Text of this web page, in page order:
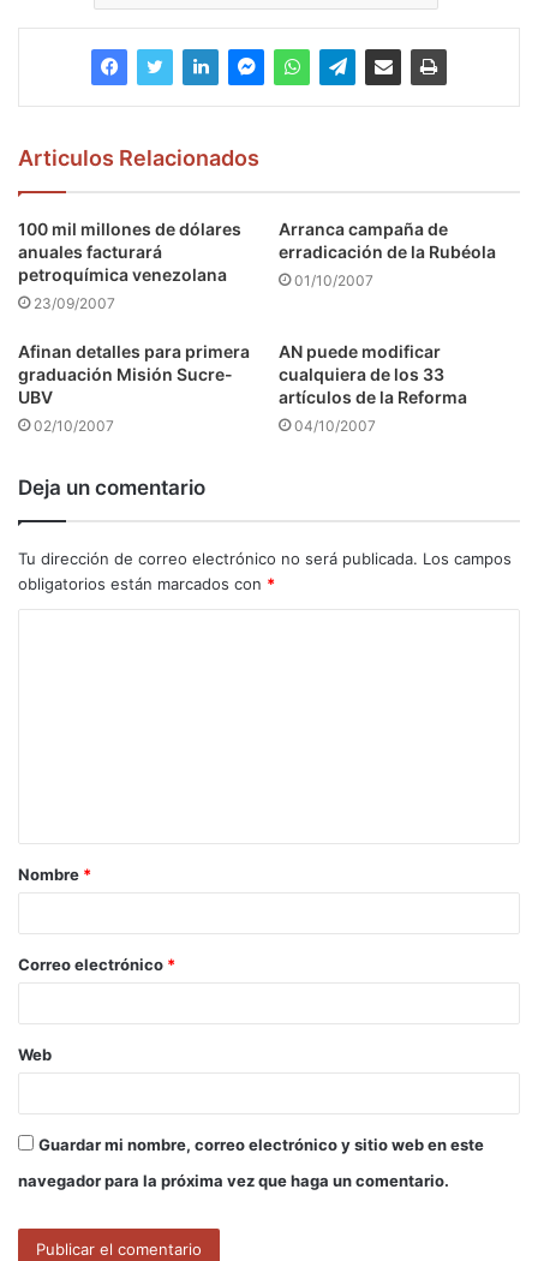
Articulos Relacionados
100 mil millones de dólares
anuales facturará
petroquímica venezolana
23/09/2007
Arranca campaña de
erradicación de la Rubéola
01/10/2007
Afinan detalles para primera
graduación Misión Sucre-
UBV
02/10/2007
AN puede modificar
cualquiera de los 33
artículos de la Reforma
04/10/2007
Deja un comentario
Tu dirección de correo electrónico no será publicada. Los campos
obligatorios están marcados con *
a
r
*
Nombre *
Correo electrónico *
Web
Guardar mi nombre, correo electrónico y sitio web en este
navegador para la próxima vez que haga un comentario.